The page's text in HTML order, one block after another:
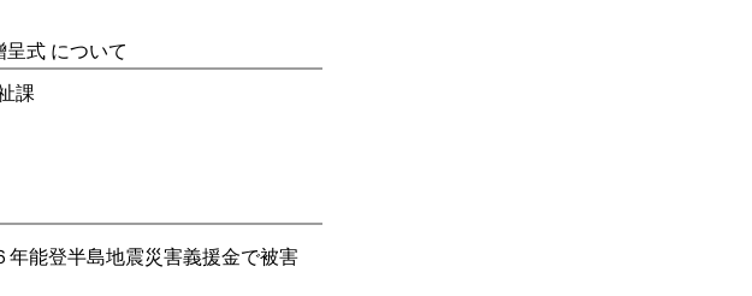
式 について
課
能登半島地震災害義援金で被害